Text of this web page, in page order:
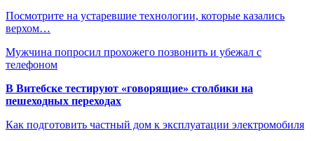
Посмотрите на устаревшие технологии, которые казались
верхом…
Мужчина попросил прохожего позвонить и убежал с
телефоном
В Витебске тестируют «говорящие» столбики на
пешеходных переходах
Как подготовить частный дом к эксплуатации электромобиля